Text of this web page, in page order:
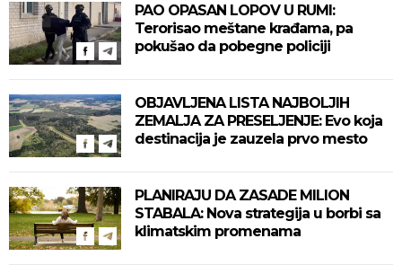
PAO OPASAN LOPOV U RUMI:
Terorisao meštane krađama, pa
pokušao da pobegne policiji
OBJAVLJENA LISTA NAJBOLJIH
ZEMALJA ZA PRESELJENJE: Evo koja
destinacija je zauzela prvo mesto
PLANIRAJU DA ZASADE MILION
STABALA: Nova strategija u borbi sa
klimatskim promenama